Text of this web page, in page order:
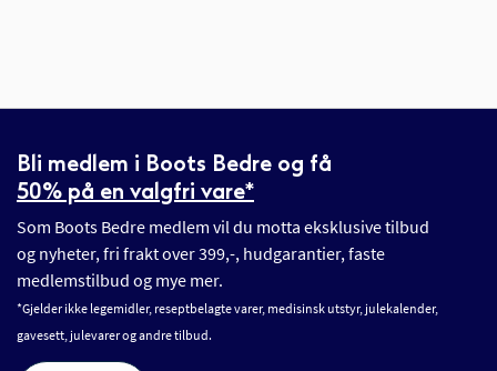
Bli medlem i Boots Bedre og få
50% på en valgfri vare*
Som Boots Bedre medlem vil du motta eksklusive tilbud
og nyheter, fri frakt over 399,-, hudgarantier, faste
medlemstilbud og mye mer.
*Gjelder ikke legemidler, reseptbelagte varer, medisinsk utstyr, julekalender,
gavesett, julevarer og andre tilbud.